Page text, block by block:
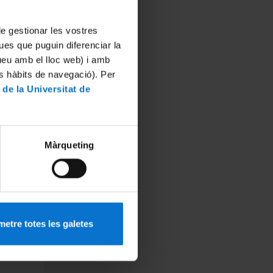
gestionar les vostres
que puguin diferenciar la
amb el lloc web) i amb
hàbits de navegació). Per
la Universitat de
Màrqueting
totes les galetes